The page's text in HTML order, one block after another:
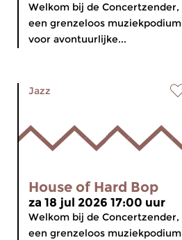
Welkom bij de Concertzender,
een grenzeloos muziekpodium
voor avontuurlijke...
Jazz
House of Hard Bop
za 18 jul 2026 17:00 uur
Welkom bij de Concertzender,
een grenzeloos muziekpodium